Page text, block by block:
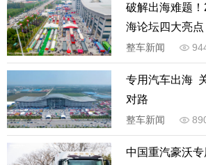
破解出海难题
海论坛四大亮点
整车新闻
专用汽车出海
对路
整车新闻
中国重汽豪沃